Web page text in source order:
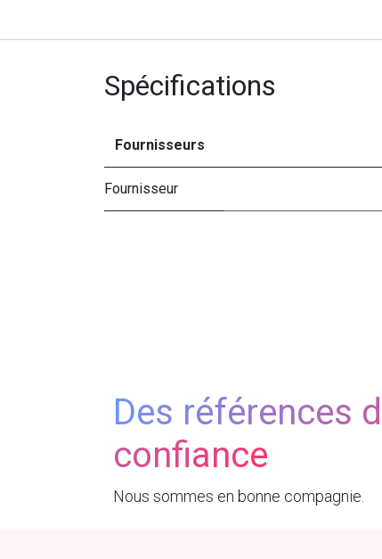
Spécifications
Fournisseurs
Fournisseur
Des références
confiance
Nous sommes en bonne compagnie.